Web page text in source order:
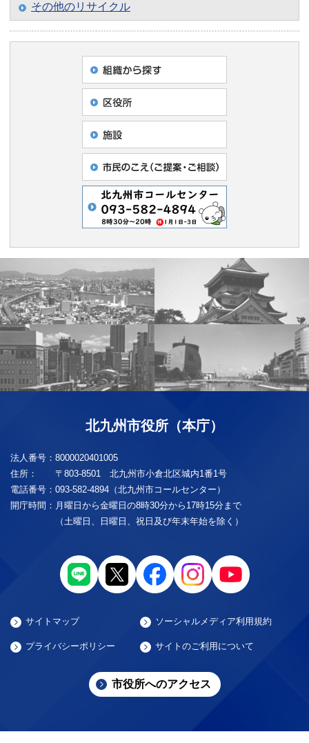
その他のリサイクル
北九州市役所（本庁）
法人番号： 8000020401005
住所：
〒803-8501 北九州市小倉北区城内1番1号
電話番号： 093-582-4894（北九州市コールセンター）
開庁時間： 月曜日から金曜日の8時30分から17時15分まで
（土曜日、日曜日、祝日及び年末年始を除く）
サイトマップ ソーシャルメディア利用規約
プライバシーポリシー サイトのご利用について
市役所へのアクセス